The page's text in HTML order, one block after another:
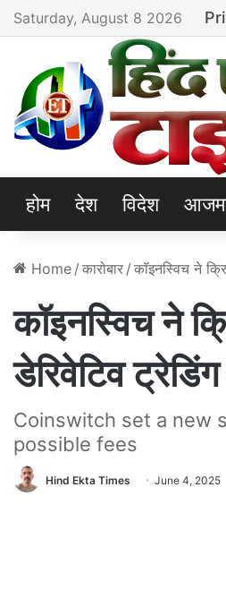
Saturday, August 8 2026
होम देश विदेश
Home / कारोबार / कॉइनस्विच ने
कॉइनस्विच ने
डेरिवेटिव
Coinswitch set a new
possible fees
Hind Ekta Times June 4, 2025